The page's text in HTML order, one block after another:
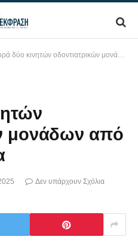
δύο κινητών οδοντιατρικών μονάδων από την Περιφέρεια
μονάδων από
Δεν υπάρχουν Σχόλια